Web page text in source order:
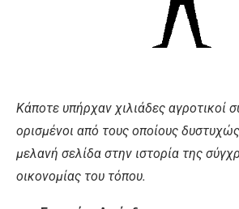
Κάποτε υπήρχαν χιλιάδες αγροτικοί
ορισμένοι από τους οποίους
μελανή σελίδα στην ιστορία της
οικονομίας του τόπου.